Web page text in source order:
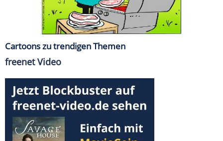
Cartoons zu trendigen Themen
freenet Video